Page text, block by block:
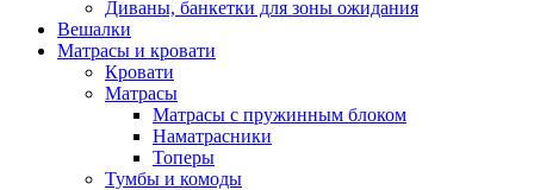
Диваны, банкетки для зоны ожидания
Вешалки
Матрасы и кровати
Кровати
Матрасы
Матрасы с пружинным блоком
Наматрасники
Топеры
Тумбы и комоды